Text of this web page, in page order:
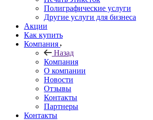
Полиграфические услуги
Другие услуги для бизнеса
Акции
Как купить
Компания
Назад
Компания
О компании
Новости
Отзывы
Контакты
Партнеры
Контакты